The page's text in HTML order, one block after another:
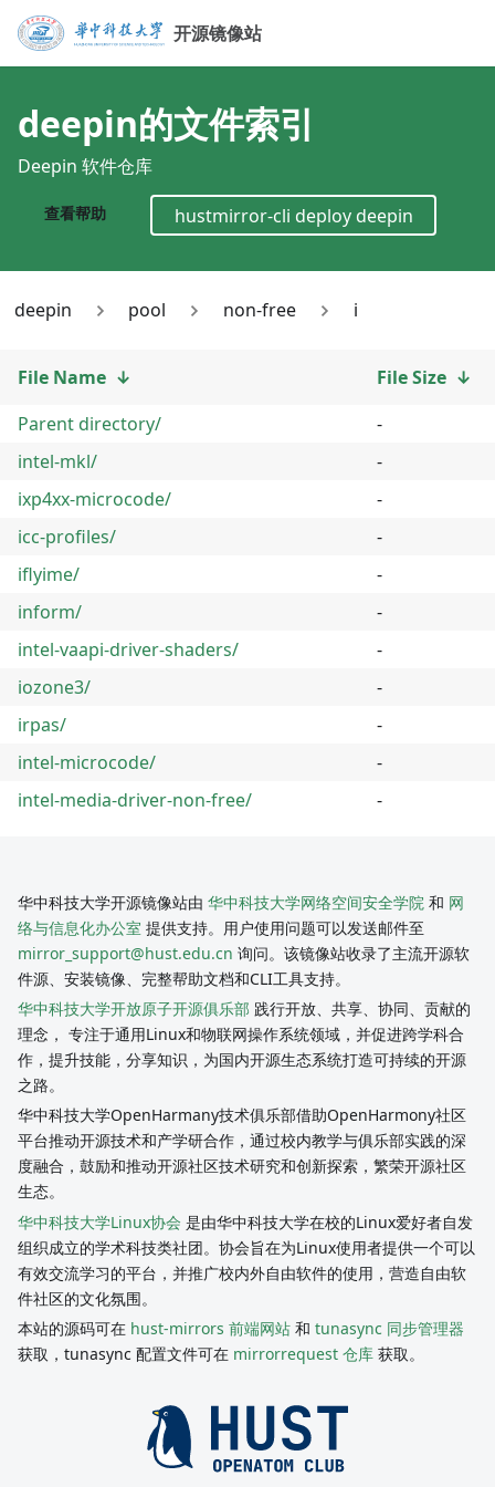
开源镜像站
deepin的文件索引
Deepin 软件仓库
查看帮助 hustmirror-cli deploy deepin
deepin pool non-free i
File Name ↓ File Size ↓
Parent directory/
-
intel-mkl/
-
ixp4xx-microcode/
-
icc-profiles/
-
iflyime/
-
inform/
-
intel-vaapi-driver-shaders/
-
iozone3/
-
irpas/
-
intel-microcode/
-
intel-media-driver-non-free/
-
华中科技大学开源镜像站由 华中科技大学网络空间安全学院 和 网
络与信息化办公室 提供支持。用户使用问题可以发送邮件至
mirror_support@hust.edu.cn 询问。该镜像站收录了主流开源软
件源、安装镜像、完整帮助文档和CLI工具支持。
华中科技大学开放原子开源俱乐部 践行开放、共享、协同、贡献的
理念， 专注于通用Linux和物联网操作系统领域，并促进跨学科合
作，提升技能，分享知识，为国内开源生态系统打造可持续的开源
之路。
华中科技大学OpenHarmany技术俱乐部借助OpenHarmony社区
平台推动开源技术和产学研合作，通过校内教学与俱乐部实践的深
度融合，鼓励和推动开源社区技术研究和创新探索，繁荣开源社区
生态。
华中科技大学Linux协会 是由华中科技大学在校的Linux爱好者自发
组织成立的学术科技类社团。协会旨在为Linux使用者提供一个可以
有效交流学习的平台，并推广校内外自由软件的使用，营造自由软
件社区的文化氛围。
本站的源码可在 hust-mirrors 前端网站 和 tunasync 同步管理器
获取，tunasync 配置文件可在 mirrorrequest 仓库 获取。